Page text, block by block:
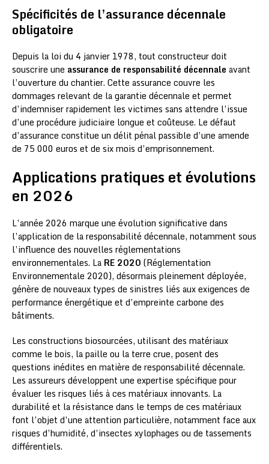
Spécificités de l’assurance décennale
obligatoire
Depuis la loi du 4 janvier 1978, tout constructeur doit
souscrire une assurance de responsabilité décennale avant
l’ouverture du chantier. Cette assurance couvre les
dommages relevant de la garantie décennale et permet
d’indemniser rapidement les victimes sans attendre l’issue
d’une procédure judiciaire longue et coûteuse. Le défaut
d’assurance constitue un délit pénal passible d’une amende
de 75 000 euros et de six mois d’emprisonnement.
Applications pratiques et évolutions
en 2026
L’année 2026 marque une évolution significative dans
l’application de la responsabilité décennale, notamment sous
l’influence des nouvelles réglementations
environnementales. La RE 2020 (Réglementation
Environnementale 2020), désormais pleinement déployée,
génère de nouveaux types de sinistres liés aux exigences de
performance énergétique et d’empreinte carbone des
bâtiments.
Les constructions biosourcées, utilisant des matériaux
comme le bois, la paille ou la terre crue, posent des
questions inédites en matière de responsabilité décennale.
Les assureurs développent une expertise spécifique pour
évaluer les risques liés à ces matériaux innovants. La
durabilité et la résistance dans le temps de ces matériaux
font l’objet d’une attention particulière, notamment face aux
risques d’humidité, d’insectes xylophages ou de tassements
différentiels.